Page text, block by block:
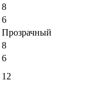
8
6
Прозрачный
8
6
12